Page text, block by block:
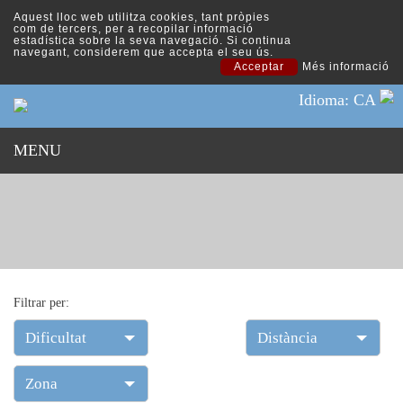
Idioma: CA
MENU
Filtrar per:
Dificultat Distància
Zona
Aquest lloc web utilitza cookies, tant pròpies
com de tercers, per a recopilar informació
estadística sobre la seva navegació. Si continua
navegant, considerem que accepta el seu ús.
Acceptar
Més informació